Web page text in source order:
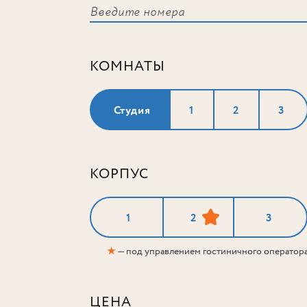
КОМНАТЫ
Студия 1 2 3
КОРПУС
1 2 3
★— под управлением гостиничного
ЦЕНА